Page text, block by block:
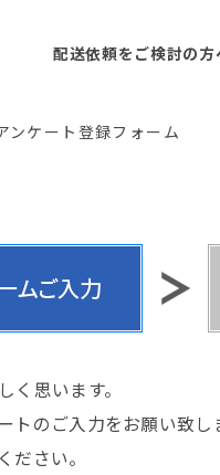
配送依頼をご検討の方
ンケート登録フォーム
思います。
のご入力をお願い致し
さい。